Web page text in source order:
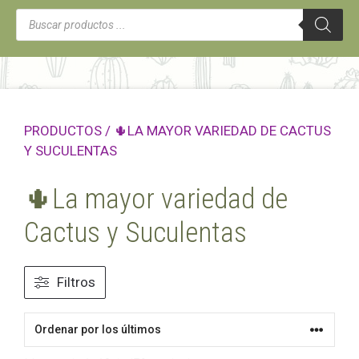
Búsqueda
de
productos
PRODUCTOS / 🌵LA MAYOR VARIEDAD DE CACTUS
Y SUCULENTAS
🌵La mayor variedad de
Cactus y Suculentas
Filtros